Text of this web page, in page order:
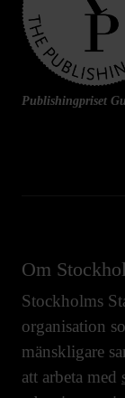
Publishingpriset
Om
Stockholms
organisation
mänskligare
att arbeta med